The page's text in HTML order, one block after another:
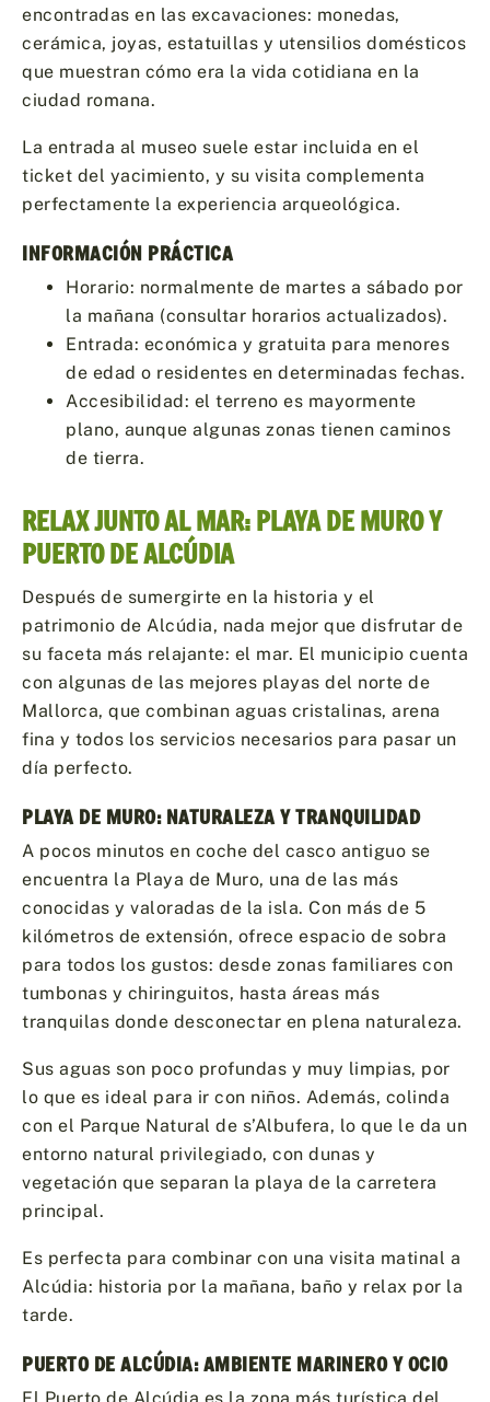
encontradas en las excavaciones: monedas,
cerámica, joyas, estatuillas y utensilios domésticos
que muestran cómo era la vida cotidiana en la
ciudad romana.
La entrada al museo suele estar incluida en el
ticket del yacimiento, y su visita complementa
perfectamente la experiencia arqueológica.
INFORMACIÓN PRÁCTICA
Horario: normalmente de martes a sábado por
la mañana (consultar horarios actualizados).
Entrada: económica y gratuita para menores
de edad o residentes en determinadas fechas.
Accesibilidad: el terreno es mayormente
plano, aunque algunas zonas tienen caminos
de tierra.
RELAX JUNTO AL MAR: PLAYA DE MURO Y
PUERTO DE ALCÚDIA
Después de sumergirte en la historia y el
patrimonio de Alcúdia, nada mejor que disfrutar de
su faceta más relajante: el mar. El municipio cuenta
con algunas de las mejores playas del norte de
Mallorca, que combinan aguas cristalinas, arena
fina y todos los servicios necesarios para pasar un
día perfecto.
PLAYA DE MURO: NATURALEZA Y TRANQUILIDAD
A pocos minutos en coche del casco antiguo se
encuentra la Playa de Muro, una de las más
conocidas y valoradas de la isla. Con más de 5
kilómetros de extensión, ofrece espacio de sobra
para todos los gustos: desde zonas familiares con
tumbonas y chiringuitos, hasta áreas más
tranquilas donde desconectar en plena naturaleza.
Sus aguas son poco profundas y muy limpias, por
lo que es ideal para ir con niños. Además, colinda
con el Parque Natural de s’Albufera, lo que le da un
entorno natural privilegiado, con dunas y
vegetación que separan la playa de la carretera
principal.
Es perfecta para combinar con una visita matinal a
Alcúdia: historia por la mañana, baño y relax por la
tarde.
PUERTO DE ALCÚDIA: AMBIENTE MARINERO Y OCIO